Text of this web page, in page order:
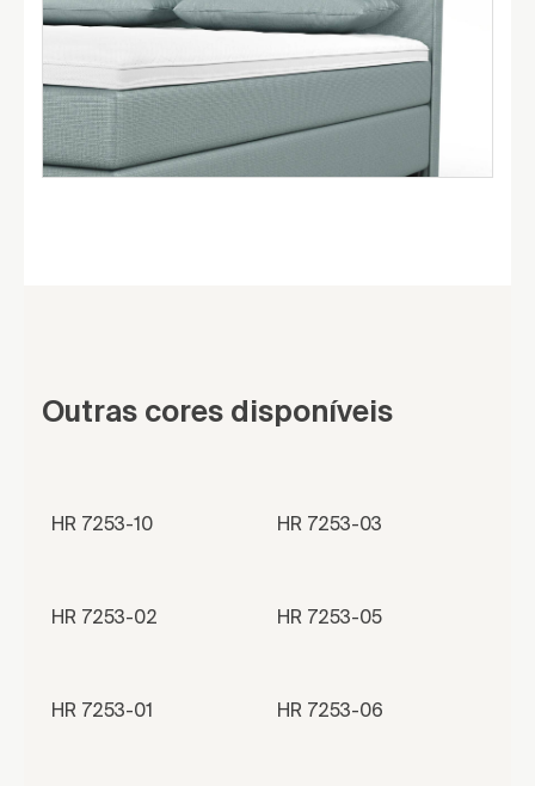
Outras cores disponíveis
HR 7253-10 HR 7253-03
HR 7253-02 HR 7253-05
HR 7253-01 HR 7253-06